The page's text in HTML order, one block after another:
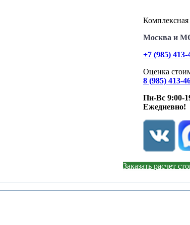
Комплексная
Москва и
+7 (985) 413-
Оценка
8 (985) 413-
Пн-Вс 9:00-
Ежедневно!
Заказать расчет